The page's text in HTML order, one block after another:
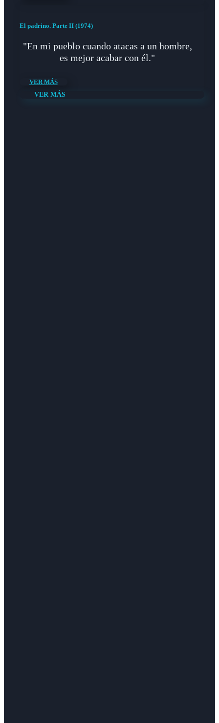
El padrino. Parte II (1974)
"En mi pueblo cuando atacas a un hombre,
es mejor acabar con él."
VER MÁS
VER MÁS